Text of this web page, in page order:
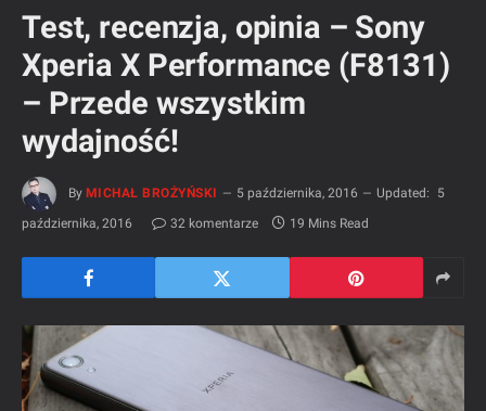
Test, recenzja, opinia – Sony
Xperia X Performance (F8131)
– Przede wszystkim
wydajność!
By MICHAŁ BROŻYŃSKI 5 października, 2016 Updated:
5
października, 2016
32 komentarze 19 Mins Read